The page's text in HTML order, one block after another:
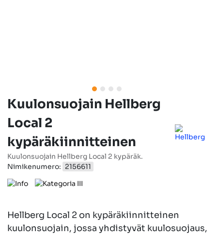
Kuulonsuojain Hellberg
Local 2
kypäräkiinnitteinen
Kuulonsuojain Hellberg Local 2 kypäräk.
Nimikenumero: 2156611
Hellberg Local 2 on kypäräkiinnitteinen
kuulonsuojain, jossa yhdistyvät kuulosuojaus,